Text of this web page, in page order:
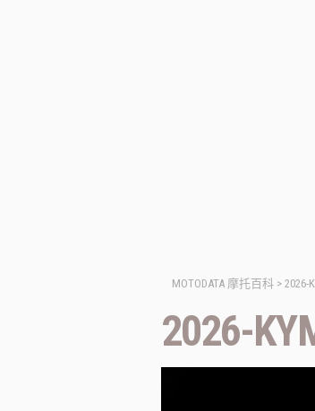
MOTODATA 摩托百科 > 2026-
2026-